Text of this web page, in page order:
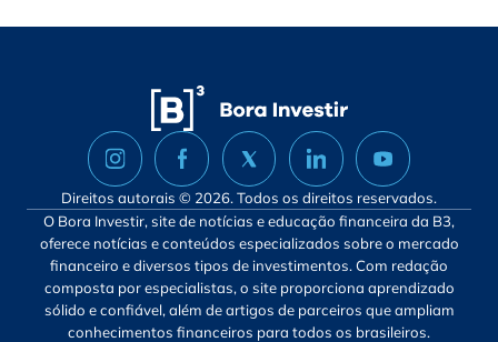
Direitos autorais © 2026. Todos os direitos reservados.
O Bora Investir, site de notícias e educação financeira da B3,
oferece notícias e conteúdos especializados sobre o mercado
financeiro e diversos tipos de investimentos. Com redação
composta por especialistas, o site proporciona aprendizado
sólido e confiável, além de artigos de parceiros que ampliam
conhecimentos financeiros para todos os brasileiros.